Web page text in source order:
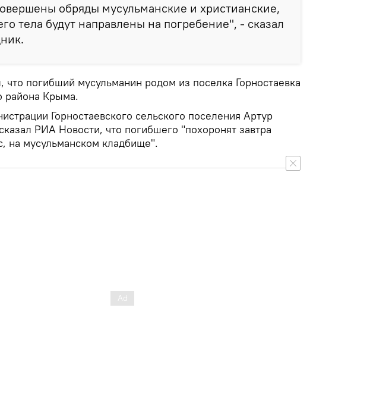
обряды мусульманские и христианские,
тела будут направлены на погребение", - сказал
что погибший мусульманин родом из поселка Горностаевка
района Крыма.
Горностаевского сельского поселения Артур
РИА Новости, что погибшего "похоронят завтра
на мусульманском кладбище".